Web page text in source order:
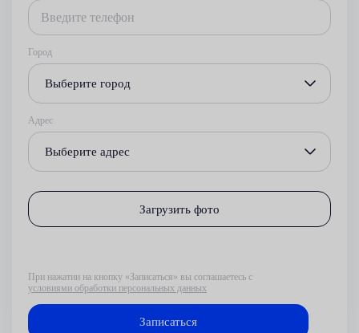
Город
Выберите город
Адрес
Выберите адрес
Загрузить фото
При нажатии на кнопку «Записаться» вы соглашаетесь с
условиями обработки персональных данных